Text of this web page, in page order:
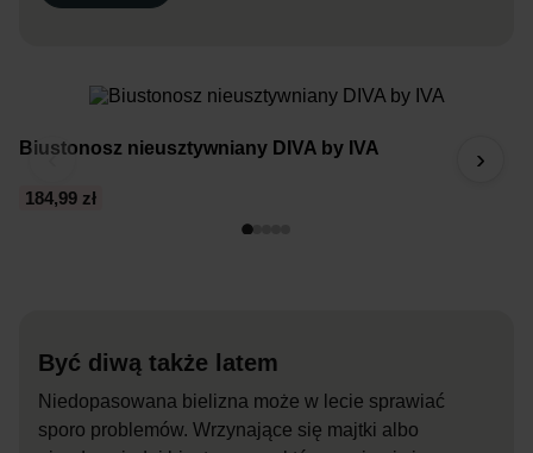
‹
Biustonosz nieusztywniany DIVA by IVA
184,99 zł
›
Być diwą także latem
Niedopasowana bielizna może w lecie sprawiać
sporo problemów. Wrzynające się majtki albo